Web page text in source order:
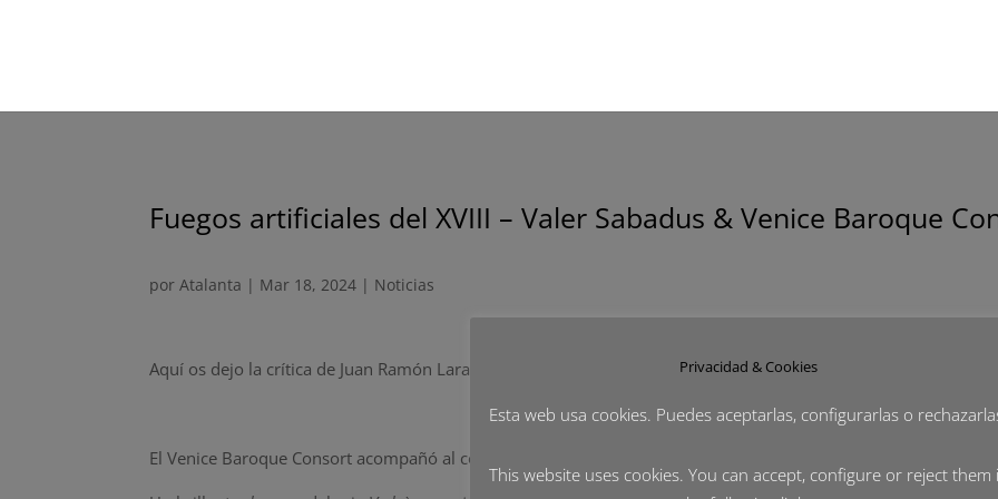
Fuegos artificiales del XVIII – Valer Sabadus & Venice Baroque
porAtalanta | Mar 18, 2024 | Noticias
Aquí os dejo la crítica de Juan Ramón Lara para el Diario de Sevilla del reciente concierto de Valer Sabadus y
El Venice Baroque Consort acompañó al contratenor Valer Sabadus a través de un programa dedicado a
Privacidad & Cookies
Esta web usa cookies. Puedes aceptarlas, configurarlas o
This website uses cookies. You can accept, configure or reject them